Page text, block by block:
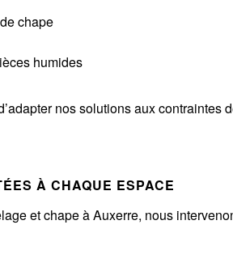
chape
humides
nos solutions aux contraintes
À CHAQUE ESPACE
et chape à Auxerre, nous